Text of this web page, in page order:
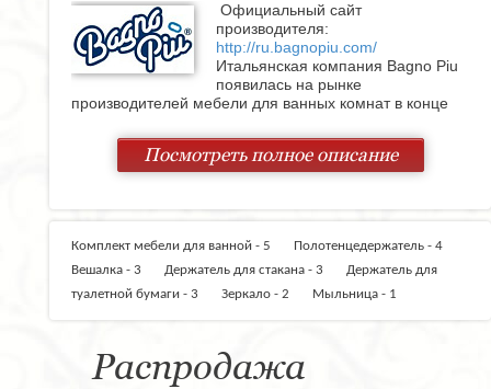
Официальный сайт
производителя:
http://ru.bagnopiu.com/
Итальянская компания Bagno Piu
появилась на рынке
производителей мебели для ванных комнат в конце
передовые технологии и внедряя новейшие
маркетинговые новации, за 25 лет она стала
наиболее популярной компанией в этом сегменте и
является брендовой, она создала собственный стиль
Такое стремительное развитие стало возможным
благодаря внедрению в работу компании нескольких
материалов;
Посмотреть полное описание
Комплект мебели для ванной - 5
Полотенцедержатель - 4
Вешалка - 3
Держатель для стакана - 3
Держатель для
туалетной бумаги - 3
Зеркало - 2 Мыльница - 1
Распродажа